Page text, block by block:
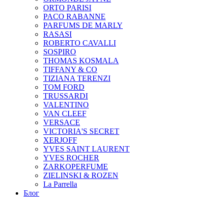
ORTO PARISI
PACO RABANNE
PARFUMS DE MARLY
RASASI
ROBERTO CAVALLI
SOSPIRO
THOMAS KOSMALA
TIFFANY & CO
TIZIANA TERENZI
TOM FORD
TRUSSARDI
VALENTINO
VAN CLEEF
VERSACE
VICTORIA'S SECRET
XERJOFF
YVES SAINT LAURENT
YVES ROCHER
ZARKOPERFUME
ZIELINSKI & ROZEN
La Parrella
Блог